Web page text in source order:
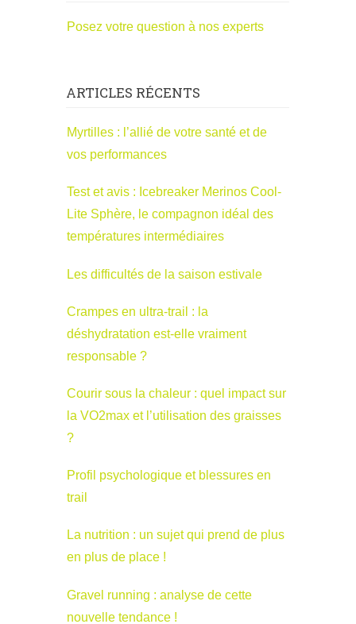
Posez votre question à nos experts
ARTICLES RÉCENTS
Myrtilles : l’allié de votre santé et de
vos performances
Test et avis : Icebreaker Merinos Cool-
Lite Sphère, le compagnon idéal des
températures intermédiaires
Les difficultés de la saison estivale
Crampes en ultra-trail : la
déshydratation est-elle vraiment
responsable ?
Courir sous la chaleur : quel impact sur
la VO2max et l’utilisation des graisses
?
Profil psychologique et blessures en
trail
La nutrition : un sujet qui prend de plus
en plus de place !
Gravel running : analyse de cette
nouvelle tendance !